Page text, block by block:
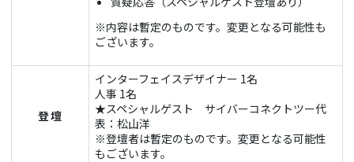
※内容は暫定のものです。変更となる可能性も
ございます。
登壇
インターフェイスデザイナー 1名
人事 1名
★スペシャルゲスト サイバーコネクトツー代
表：松山洋
※登壇者は暫定のものです。変更となる可能性
もございます。